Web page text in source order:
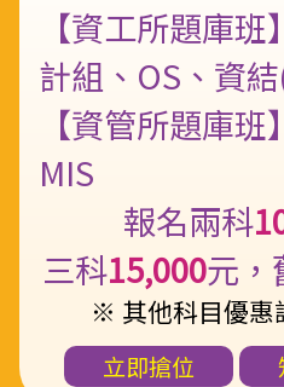
【資工所題庫
計組、OS、資
【資管所題庫
MIS
報名兩科
三科15,000元，
※ 其他科目優惠
立即搶位